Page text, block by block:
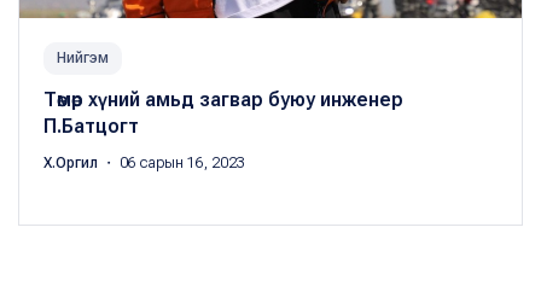
Нийгэм
Төмөр хүний амьд загвар буюу инженер
П.Батцогт
Х.Оргил ・ 06 сарын 16, 2023